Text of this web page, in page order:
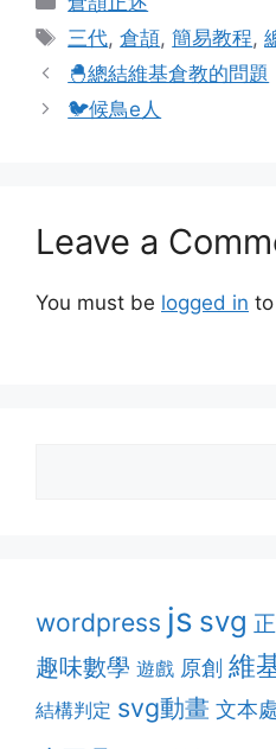
Tags
三代,倉頡,簡易教程,
🐣總結維基倉教的問題
🐦候鳥e人
Leave a
You must be logged in
wordpress js svg
趣味數學 遊戲 原創 維
結構判定 svg動畫 文本